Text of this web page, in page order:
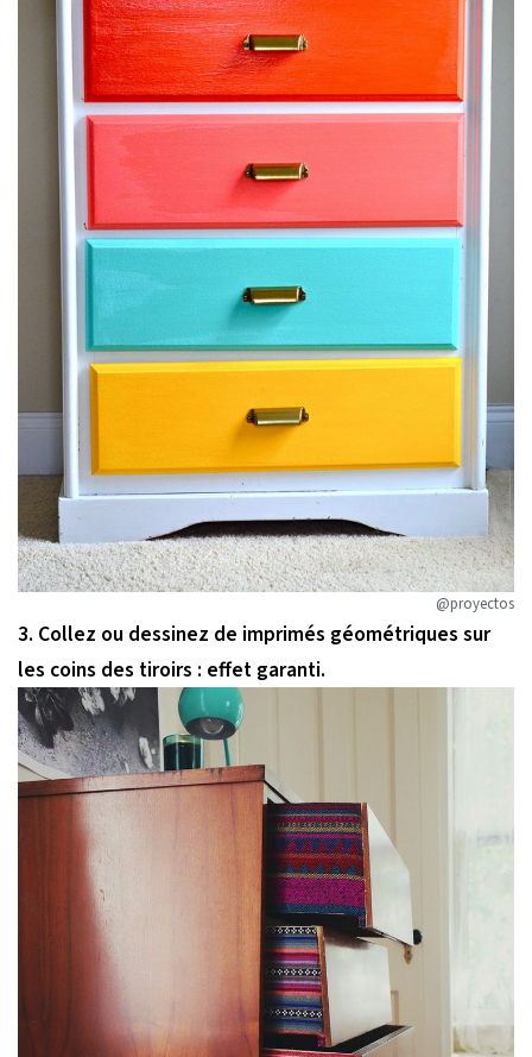
@proyectos
3. Collez ou dessinez de imprimés géométriques sur
les coins des tiroirs : effet garanti.